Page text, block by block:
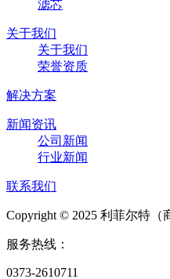
滤芯
关于我们
关于我们
荣誉资质
解决方案
新闻资讯
公司新闻
行业新闻
联系我们
Copyright © 2025 利菲尔特
服务热线：
0373-2610711